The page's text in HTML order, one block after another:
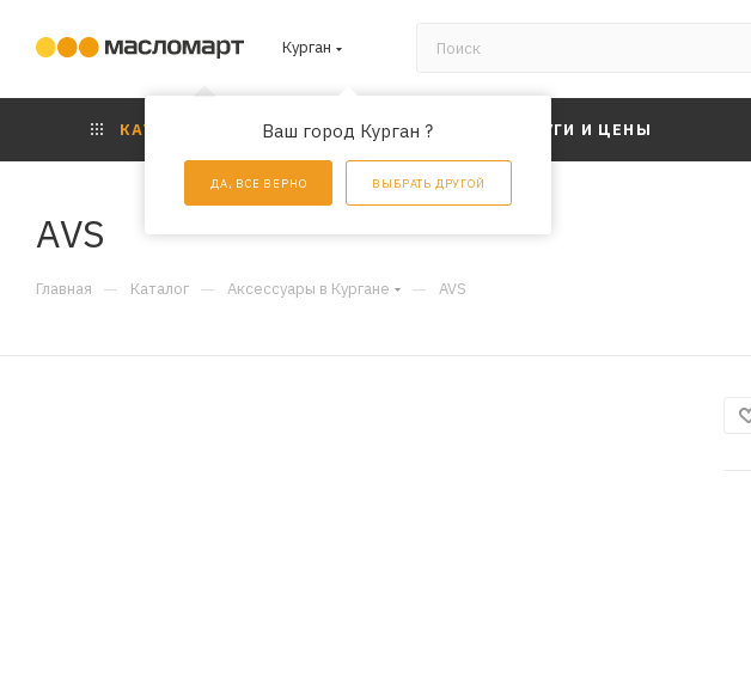
Курган
Ваш город Курган ?
ДА, ВСЕ ВЕРНО ВЫБРАТЬ ДРУГОЙ
КАТАЛОГ АКЦИИ УСЛУГИ И ЦЕНЫ
AVS
Главная — Каталог — Аксессуары в Кургане — AVS